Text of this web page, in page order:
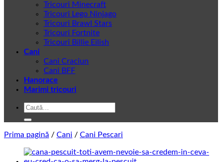
Tricouri Minecraft
Tricouri Lego Ninjago
Tricouri Brawl Stars
Tricouri Fortnite
Tricouri Billie Eilish
Cani
Cani Craciun
Cani BFF
Hanorace
Marimi tricouri
Caută
Prima pagină / Cani / Cani Pescari